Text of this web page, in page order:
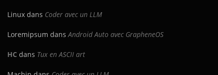
Linux dans Coder avec un LLM
Loremipsum dansAndroid Auto avec GrapheneOS
HC dans Tux en ASCII art